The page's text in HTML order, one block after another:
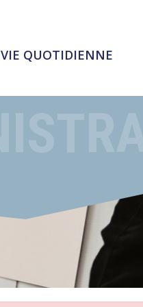
VIE QUOTIDIENNE